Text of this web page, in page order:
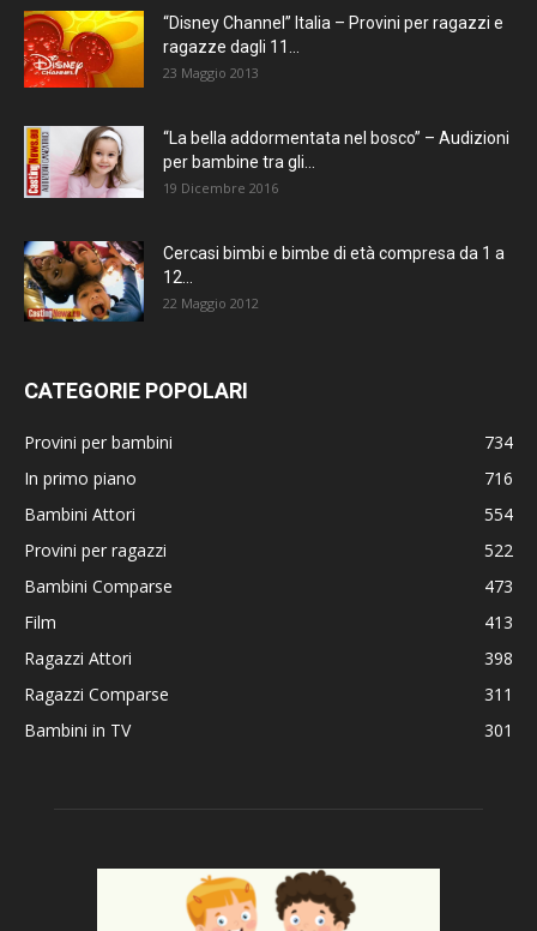
“Disney Channel” Italia – Provini per ragazzi e
ragazze dagli 11...
23 Maggio 2013
“La bella addormentata nel bosco” – Audizioni
per bambine tra gli...
19 Dicembre 2016
Cercasi bimbi e bimbe di età compresa da 1 a
12...
22 Maggio 2012
CATEGORIE POPOLARI
Provini per bambini
734
In primo piano
716
Bambini Attori
554
Provini per ragazzi
522
Bambini Comparse
473
Film
413
Ragazzi Attori
398
Ragazzi Comparse
311
Bambini in TV
301